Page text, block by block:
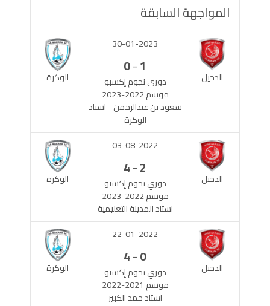
المواجهة السابقة
الدحيل الوكرة
30-01-2023
1
-
0
دوري نجوم إكسبو
موسم 2022-2023
سعود بن عبدالرحمن - استاد
الوكرة
الدحيل الوكرة
03-08-2022
2
-
4
دوري نجوم إكسبو
موسم 2022-2023
استاد المدينة التعليمية
الدحيل الوكرة
22-01-2022
0
-
4
دوري نجوم إكسبو
موسم 2021-2022
استاد حمد الكبير